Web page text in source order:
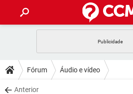
CELULAR
OUTLOOK
DICAS
JOGOS
DOWNLOADS
Fórum Áudio e vídeo
Anterior